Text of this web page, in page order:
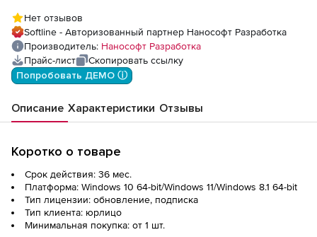
Нет отзывов
Softline - Авторизованный партнер Нанософт Разработка
Производитель: Нанософт Разработка
Прайс-лист
Скопировать ссылку
Попробовать ДЕМО ⓘ
Описание Характеристики Отзывы
Коротко о товаре
Срок действия: 36 мес.
Платформа: Windows 10 64-bit/Windows 11/Windows 8.1 64-bit
Тип лицензии: обновление, подписка
Тип клиента: юрлицо
Минимальная покупка: от 1 шт.